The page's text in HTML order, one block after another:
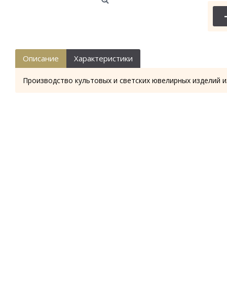
-
Описание Характеристики
Производство культовых и светских ювелирных изделий